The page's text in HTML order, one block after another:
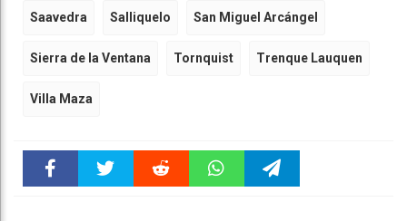
Saavedra Salliquelo San Miguel Arcángel
Sierra de la Ventana Tornquist Trenque Lauquen
Villa Maza